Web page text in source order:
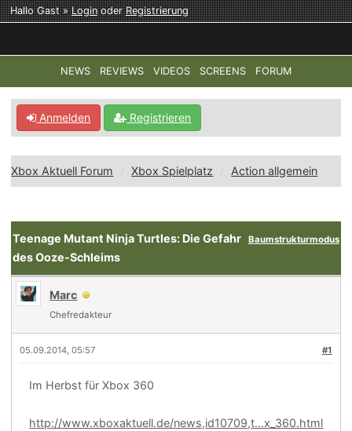
Hallo Gast »LoginoderRegistrierung
NEWS REVIEWS VIDEOS SCREENS FORUM
TOP-THEMEN: COD: MODERN WARFARE 4 HALO:
Anmelden Registrieren
Xbox Aktuell Forum Xbox Spielplatz Action allgemein
Baumstrukturmodus
Teenage Mutant Ninja Turtles: Die Gefahr
des Ooze-Schleims
Marc
Chefredakteur
#1
05.09.2014, 05:57
Im Herbst für Xbox 360
http://www.xboxaktuell.de/news,id10709,t...x_360.html